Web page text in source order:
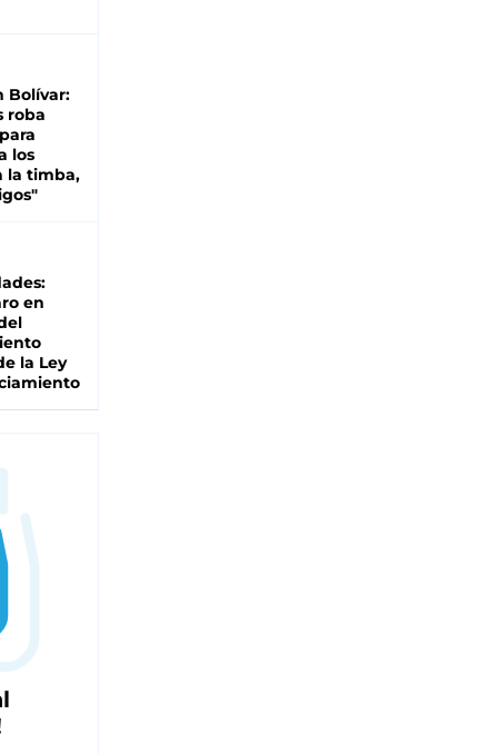
Bolívar:
roba
los
la timba,
en
la Ley